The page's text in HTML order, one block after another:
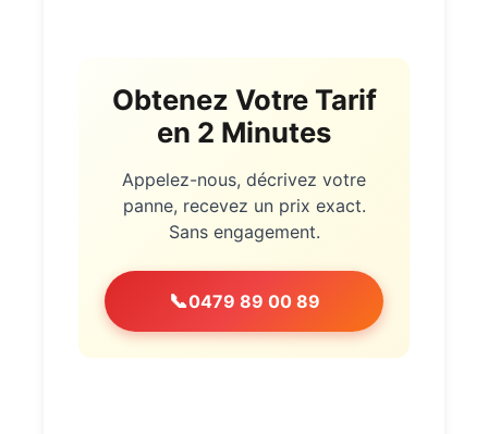
Obtenez Votre Tarif
en 2 Minutes
Appelez-nous, décrivez votre
panne, recevez un prix exact.
Sans engagement.
📞0479 89 00 89